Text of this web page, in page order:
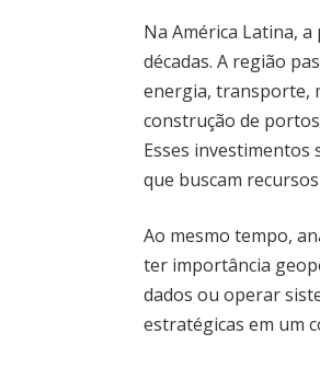
Na América Latina,
décadas. A região
energia, transporte,
construção de
Esses
que buscam
Ao mesmo tempo,
ter importância
dados ou operar
estratégicas em um